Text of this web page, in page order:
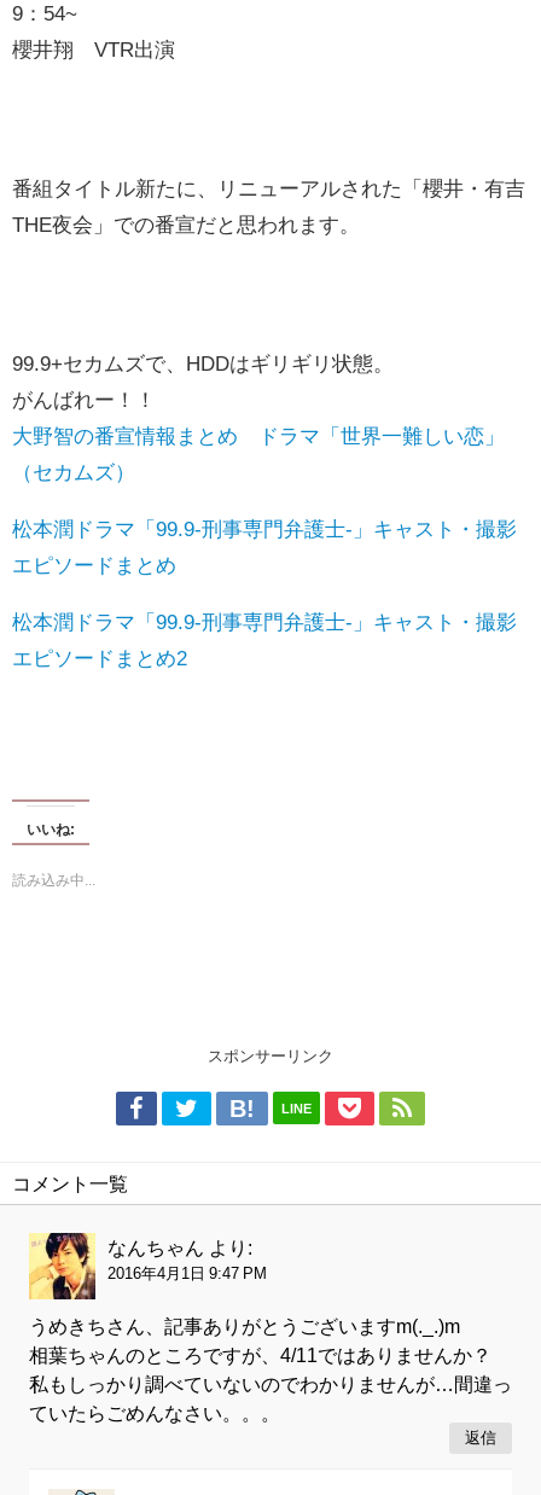
9：54~
櫻井翔 VTR出演
番組タイトル新たに、リニューアルされた「櫻井・有吉
THE夜会」での番宣だと思われます。
99.9+セカムズで、HDDはギリギリ状態。
がんばれー！！
大野智の番宣情報まとめ ドラマ「世界一難しい恋」
（セカムズ）
松本潤ドラマ「99.9-刑事専門弁護士-」キャスト・撮影
エピソードまとめ
松本潤ドラマ「99.9-刑事専門弁護士-」キャスト・撮影
エピソードまとめ2
いいね:
読み込み中...
スポンサーリンク
LINE
コメント一覧
なんちゃん より:
2016年4月1日 9:47 PM
うめきちさん、記事ありがとうございますm(._.)m
相葉ちゃんのところですが、4/11ではありませんか？
私もしっかり調べていないのでわかりませんが…間違っ
ていたらごめんなさい。。。
返信